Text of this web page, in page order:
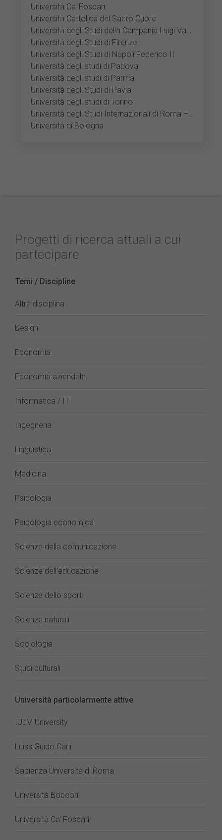
Università Ca’ Foscari
Università Cattolica del Sacro Cuore
Università degli Studi della Campania Luigi Vanvitelli
Università degli Studi di Firenze
Università degli Studi di Napoli Federico II
Università degli studi di Padova
Università degli studi di Parma
Università degli Studi di Pavia
Università degli studi di Torino
Università degli Studi Internazionali di Roma – UNINT
Università di Bologna
Progetti di ricerca attuali a cui
partecipare
Temi / Discipline
Altra disciplina
Design
Economia
Economia aziendale
Informatica / IT
Ingegneria
Linguistica
Medicina
Psicologia
Psicologia economica
Scienze della comunicazione
Scienze dell’educazione
Scienze dello sport
Scienze naturali
Sociologia
Studi culturali
Università particolarmente attive
IULM University
Luiss Guido Carli
Sapienza Università di Roma
Università Bocconi
Università Ca’ Foscari